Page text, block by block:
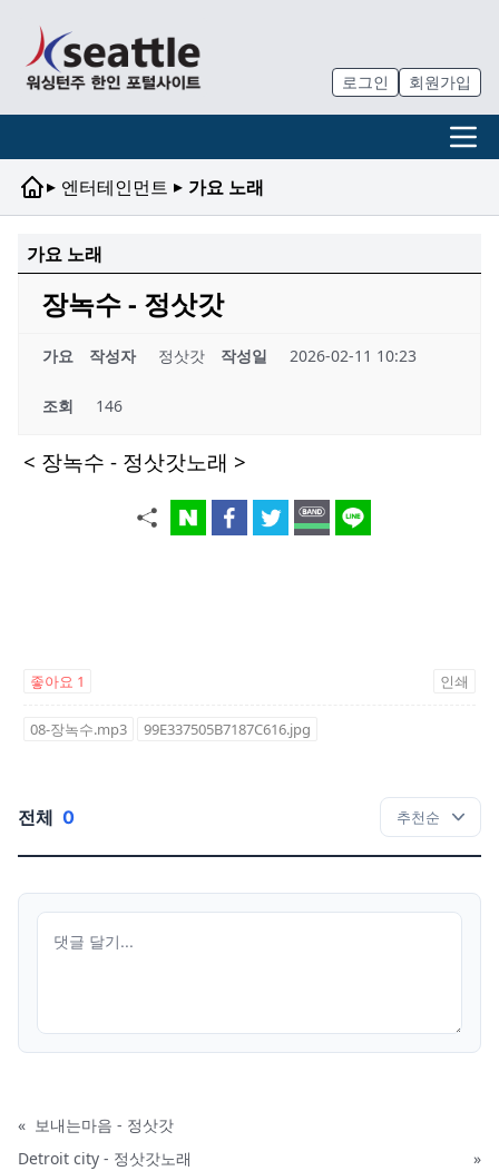
로그인 회원가입
▸ 엔터테인먼트 ▸ 가요 노래
가요 노래
장녹수 - 정삿갓
가요 작성자 정삿갓 작성일 2026-02-11 10:23
조회 146
< 장녹수 - 정삿갓노래 >
좋아요 1 인쇄
08-장녹수.mp3 99E337505B7187C616.jpg
전체 0
« 보내는마음 - 정삿갓
Detroit city - 정삿갓노래
»